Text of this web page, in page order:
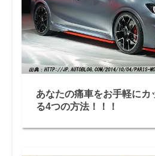
あなたの痛車をお手軽にカ
る4つの方法！！！